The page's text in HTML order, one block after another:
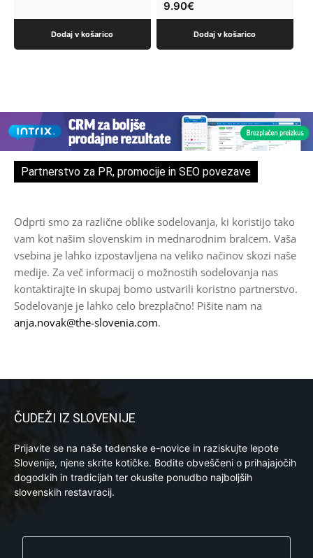
Dodaj v košarico
9.90€
Dodaj v košarico
Partnerstvo za PR, promocije in SEO povezave
Odprti smo za različne oblike sodelovanja, ki koristijo tako
vam kot našim slovenskim in mednarodnim bralcem. Vaša
vsebina je lahko izpostavljena na veliko načinov skozi naše
medije. Za več informacij o možnostih sodelovanja nas
kontaktirajte in skupaj bomo ustvarili koristno partnerstvo.
Sodelovanje je lahko celo brezplačno! Pišite nam na
anja.novak@the-slovenia.com.
ČUDEŽI IZ SLOVENIJE
Prijavite se na naše tedenske e-novice in raziskujte lepote
Slovenije, njene skrite kotičke. Bodite obveščeni o prihajajočih
dogodkih in tradicijah ter okusite ponudbo najboljših
slovenskih restavracij.